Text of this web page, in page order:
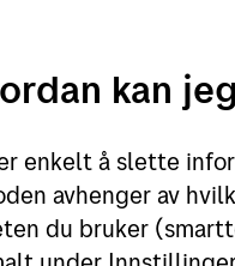
kan
enkelt å slette
avhenger av
du bruker